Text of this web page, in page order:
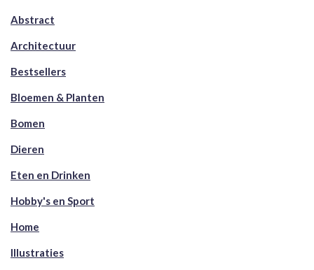
Abstract
Architectuur
Bestsellers
Bloemen & Planten
Bomen
Dieren
Eten en Drinken
Hobby's en Sport
Home
Illustraties